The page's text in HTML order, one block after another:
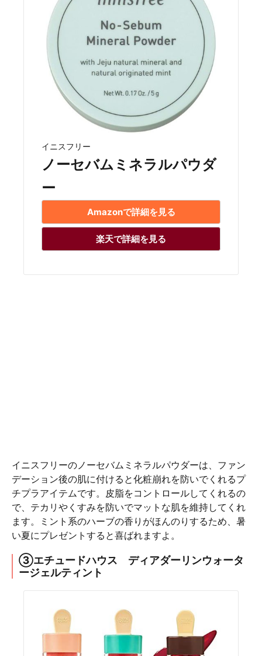
イニスフリー
ノーセバムミネラルパウダ
ー
Amazonで詳細を見る
楽天で詳細を見る
イニスフリーのノーセバムミネラルパウダーは、ファン
デーション後の肌に付けると化粧崩れを防いでくれるプ
チプラアイテムです。皮脂をコントロールしてくれるの
で、テカリやくすみを防いでマットな肌を維持してくれ
ます。ミント系のハーブの香りがほんのりするため、暑
い夏にプレゼントすると喜ばれますよ。
③エチュードハウス ディアダーリンウォータ
ージェルティント